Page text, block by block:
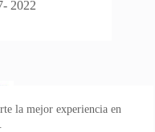
la mejor experiencia en
2022